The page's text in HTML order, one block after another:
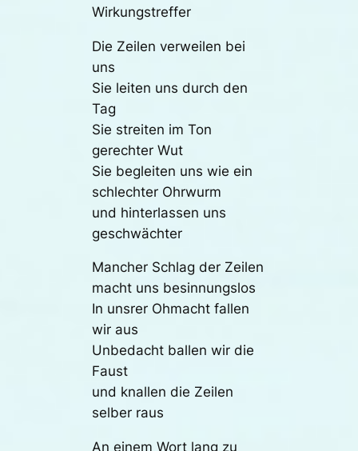
Wirkungstreffer
Die Zeilen verweilen bei
uns
Sie leiten uns durch den
Tag
Sie streiten im Ton
gerechter Wut
Sie begleiten uns wie ein
schlechter Ohrwurm
und hinterlassen uns
geschwächter
Mancher Schlag der Zeilen
macht uns besinnungslos
In unsrer Ohmacht fallen
wir aus
Unbedacht ballen wir die
Faust
und knallen die Zeilen
selber raus
An einem Wort lang zu